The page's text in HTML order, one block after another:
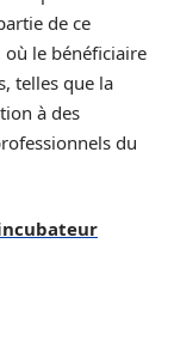
de ce
le bénéficiaire
telles que la
à des
du